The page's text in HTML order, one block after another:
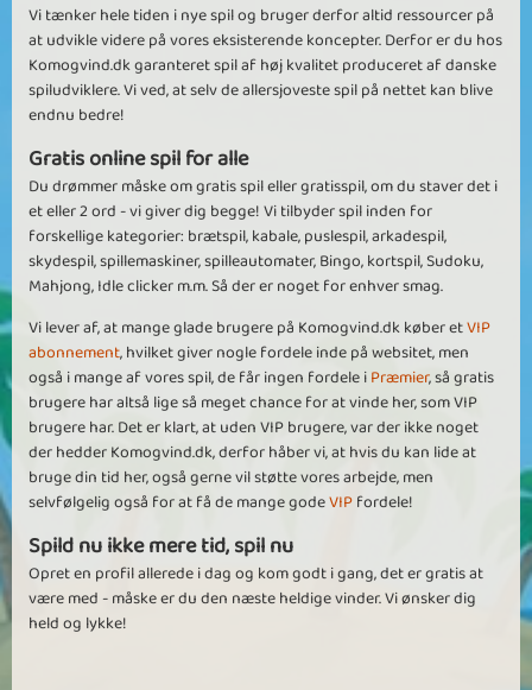
Vi tænker hele tiden i nye spil og bruger derfor altid ressourcer på
at udvikle videre på vores eksisterende koncepter. Derfor er du hos
Komogvind.dk garanteret spil af høj kvalitet produceret af danske
spiludviklere. Vi ved, at selv de allersjoveste spil på nettet kan blive
endnu bedre!
Gratis online spil for alle
Du drømmer måske om gratis spil eller gratisspil, om du staver det i
et eller 2 ord - vi giver dig begge! Vi tilbyder spil inden for
forskellige kategorier: brætspil, kabale, puslespil, arkadespil,
skydespil, spillemaskiner, spilleautomater, Bingo, kortspil, Sudoku,
Mahjong, Idle clicker m.m. Så der er noget for enhver smag.
Vi lever af, at mange glade brugere på Komogvind.dk køber etVIP
abonnement, hvilket giver nogle fordele inde på websitet, men
også i mange af vores spil, de får ingen fordele iPræmier, så gratis
brugere har altså lige så meget chance for at vinde her, som VIP
brugere har. Det er klart, at uden VIP brugere, var der ikke noget
der hedder Komogvind.dk, derfor håber vi, at hvis du kan lide at
bruge din tid her, også gerne vil støtte vores arbejde, men
selvfølgelig også for at få de mange godeVIPfordele!
Spild nu ikke mere tid, spil nu
Opret en profil allerede i dag og kom godt i gang, det er gratis at
være med - måske er du den næste heldige vinder. Vi ønsker dig
held og lykke!